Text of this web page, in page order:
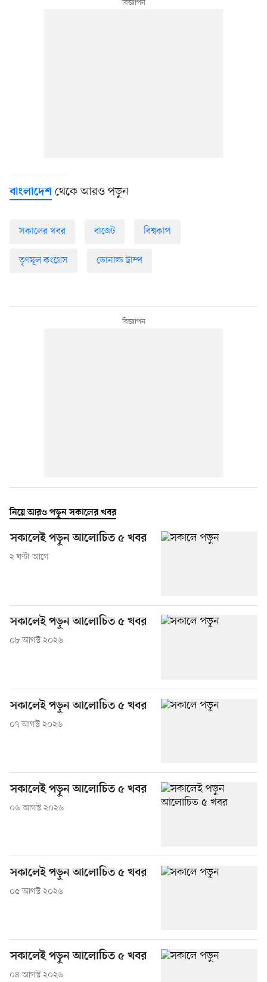
বাংলাদেশ থেকে আরও পড়ুন
সকালের খবর বাজেট বিশ্বকাপ
তৃণমূল কংগ্রেস ডোনাল্ড ট্রাম্প
নিয়ে আরও পড়ুন সকালের খবর
সকালেই পড়ুন আলোচিত ৫ খবর
২ ঘণ্টা আগে
সকালেই পড়ুন আলোচিত ৫ খবর
০৮ আগস্ট ২০২৬
সকালেই পড়ুন আলোচিত ৫ খবর
০৭ আগস্ট ২০২৬
সকালেই পড়ুন আলোচিত ৫ খবর
০৬ আগস্ট ২০২৬
সকালেই পড়ুন আলোচিত ৫ খবর
০৫ আগস্ট ২০২৬
সকালেই পড়ুন আলোচিত ৫ খবর
০৪ আগস্ট ২০২৬